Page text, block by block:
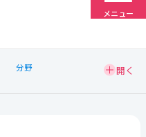
メニュー
分野